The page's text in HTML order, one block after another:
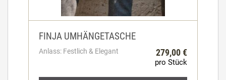
FINJA UMHÄNGETASCHE
Anlass: Festlich & Elegant 279,00 €
pro Stück